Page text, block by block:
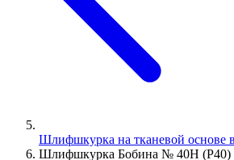
Шлифшкурка на тканевой основе
Шлифшкурка Бобина № 40Н (P40)